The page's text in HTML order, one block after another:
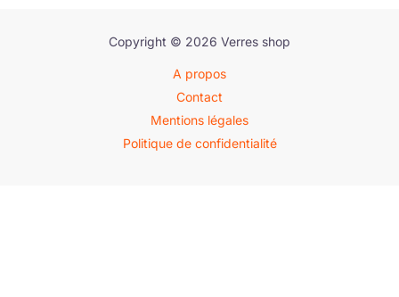
Copyright © 2026 Verres shop
A propos
Contact
Mentions légales
Politique de confidentialité